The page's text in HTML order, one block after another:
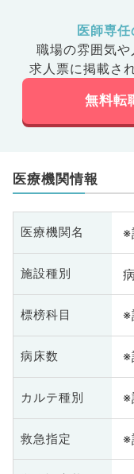
医師専
職場の雰囲気や
求人票に掲載さ
無料転
医療機関情報
医療機関名 ※
施設種別
標榜科目 ※
病床数 ※
カルテ種別 ※
救急指定 ※